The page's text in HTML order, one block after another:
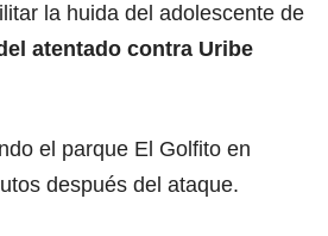
la huida del adolescente de
atentado contra Uribe
el parque El Golfito en
después del ataque.